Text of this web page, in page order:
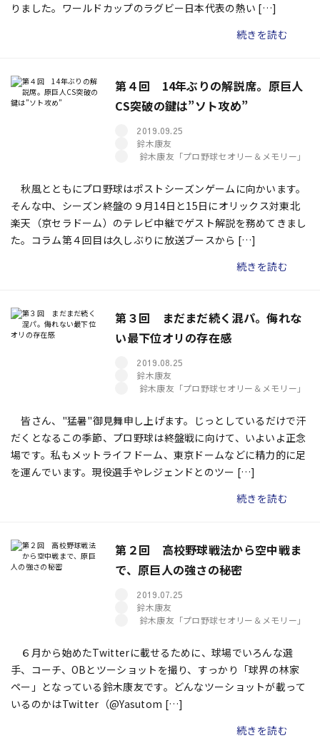
りました。ワールドカップのラグビー日本代表の熱い […]
続きを読む
第４回 14年ぶりの解説席。原巨人
CS突破の鍵は”ソト攻め”
2019.09.25
鈴木康友
鈴木康友「プロ野球セオリー＆メモリー」
秋風とともにプロ野球はポストシーズンゲームに向かいます。
そんな中、シーズン終盤の９月14日と15日にオリックス対東北
楽天（京セラドーム）のテレビ中継でゲスト解説を務めてきまし
た。コラム第４回目は久しぶりに放送ブースから […]
続きを読む
第３回 まだまだ続く混パ。侮れな
い最下位オリの存在感
2019.08.25
鈴木康友
鈴木康友「プロ野球セオリー＆メモリー」
皆さん、"猛暑"御見舞申し上げます。じっとしているだけで汗
だくとなるこの季節、プロ野球は終盤戦に向けて、いよいよ正念
場です。私もメットライフドーム、東京ドームなどに精力的に足
を運んでいます。現役選手やレジェンドとのツー […]
続きを読む
第２回 高校野球戦法から空中戦ま
で、原巨人の強さの秘密
2019.07.25
鈴木康友
鈴木康友「プロ野球セオリー＆メモリー」
６月から始めたTwitterに載せるために、球場でいろんな選
手、コーチ、OBとツーショットを撮り、すっかり「球界の林家
ペー」となっている鈴木康友です。どんなツーショットが載って
いるのかはTwitter（@Yasutom […]
続きを読む